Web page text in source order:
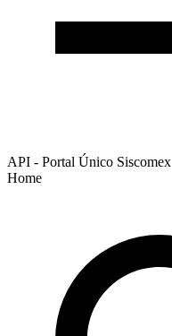
API - Portal Único Siscomex
Home